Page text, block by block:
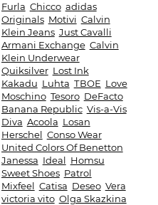
Furla Chicco adidas
Originals Motivi Calvin
Klein Jeans Just Cavalli
Armani Exchange Calvin
Klein Underwear
Quiksilver Lost Ink
Kakadu Luhta ТВОЕ Love
Moschino Tesoro DeFacto
Banana Republic Vis-a-Vis
Diva Acoola Losan
Herschel Conso Wear
United Colors Of Benetton
Janessa Ideal Homsu
Sweet Shoes Patrol
Mixfeel Catisa Deseo Vera
victoria vito Olga Skazkina